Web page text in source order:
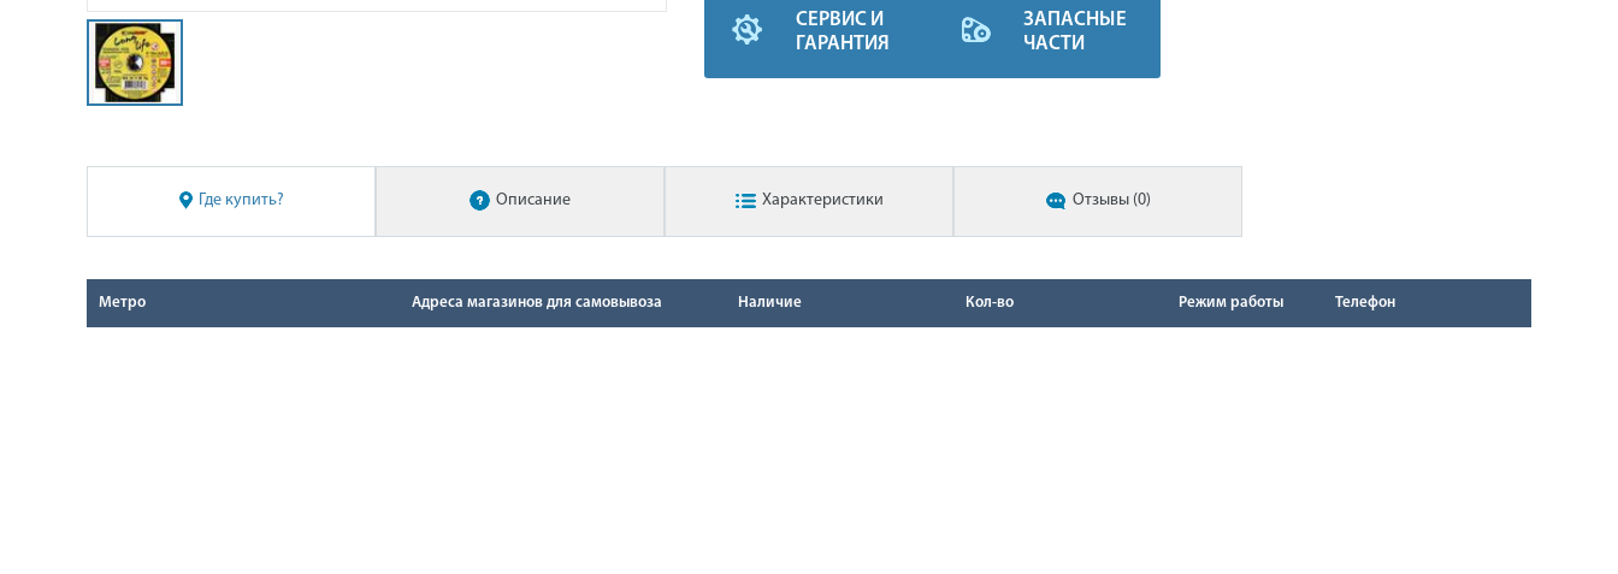
СЕРВИС И
ГАРАНТИЯ
ЗАПАСНЫЕ
ЧАСТИ
Где купить? Описание Характеристики Отзывы (0)
Метро Адреса магазинов для самовывоза Наличие Кол-во Режим работы Телефон